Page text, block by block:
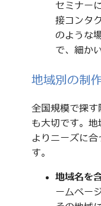
セミナー
接コンタ
のような
で、細か
地域別の制
全国規模で探す
も大切です。地
よりニーズに
す。
地域名を
ームペー